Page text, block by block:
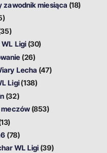
zawodnik miesiąca (18)
Ligi (30)
(26)
Lecha (47)
Ligi(138)
(32)
meczów(853)
(78)
WL Ligi (39)